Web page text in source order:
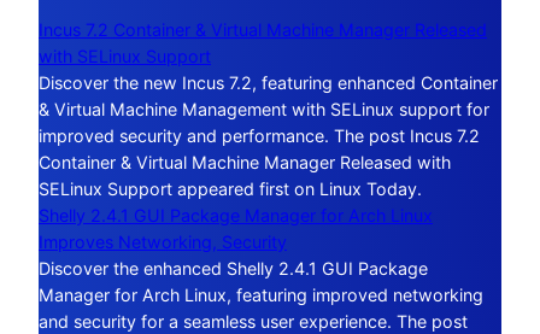
Incus 7.2 Container & Virtual Machine Manager Released
with SELinux Support
Discover the new Incus 7.2, featuring enhanced Container
& Virtual Machine Management with SELinux support for
improved security and performance. The post Incus 7.2
Container & Virtual Machine Manager Released with
SELinux Support appeared first on Linux Today.
Shelly 2.4.1 GUI Package Manager for Arch Linux
Improves Networking, Security
Discover the enhanced Shelly 2.4.1 GUI Package
Manager for Arch Linux, featuring improved networking
and security for a seamless user experience. The post